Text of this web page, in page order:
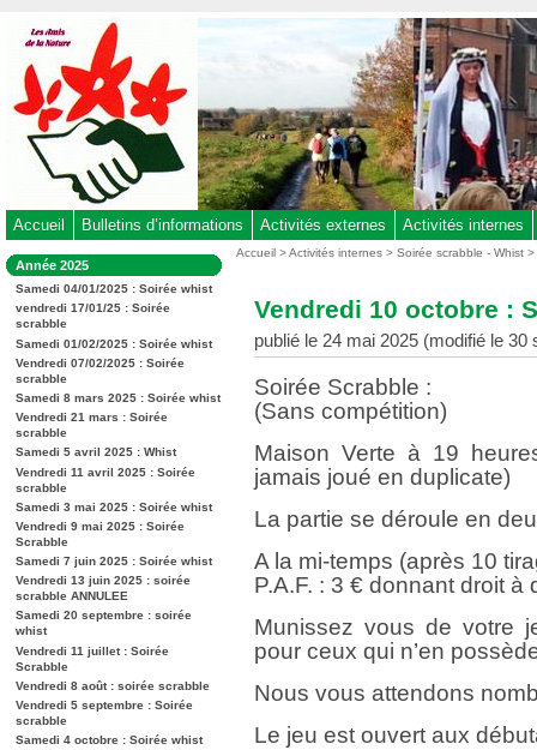
au
contenu
-
Aller
au
menu
-
à
la
recherche
Accueil Bulletins d’informations Activités externes Activités internes
Dans
la
rubrique
:
Année 2025
Samedi 04/01/2025 : Soirée whist
vendredi 17/01/25 : Soirée
scrabble
Samedi 01/02/2025 : Soirée whist
Vendredi 07/02/2025 : Soirée
scrabble
Samedi 8 mars 2025 : Soirée whist
Vendredi 21 mars : Soirée
scrabble
Samedi 5 avril 2025 : Whist
Vendredi 11 avril 2025 : Soirée
scrabble
Samedi 3 mai 2025 : Soirée whist
Vendredi 9 mai 2025 : Soirée
Scrabble
Samedi 7 juin 2025 : Soirée whist
Vendredi 13 juin 2025 : soirée
scrabble ANNULEE
Samedi 20 septembre : soirée
whist
Vendredi 11 juillet : Soirée
Scrabble
Vendredi 8 août : soirée scrabble
Vendredi 5 septembre : Soirée
scrabble
Samedi 4 octobre : Soirée whist
Vous
Accueil >Activités internes >Soirée scrabble - Whist >
Vendredi 10 octobre :
publié le 24 mai 2025 (modifié le 30
Soirée Scrabble :
(Sans compétition)
Maison Verte à 19
jamais joué en duplicate)
La partie se déroule en
A la mi-temps (après 10
P.A.F. : 3 € donnant droit
Munissez vous de votre
pour ceux qui n’en
Nous vous attendons
Le jeu est ouvert aux